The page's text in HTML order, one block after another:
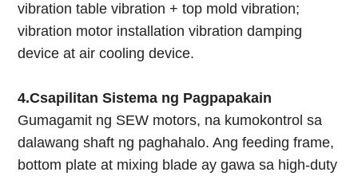
vibration table vibration + top mold vibration;
vibration motor installation vibration damping
device at air cooling device.
4.CsapilitanSistema ng Pagpapakain
Gumagamit ng SEW motors, na kumokontrol sa
dalawang shaft ng paghahalo. Ang feeding frame,
bottom plate at mixing blade ay gawa sa high-duty